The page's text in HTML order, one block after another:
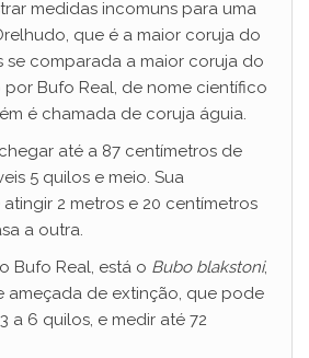
medidas incomuns para uma
que é a maior coruja do
se comparada a maior coruja do
Bufo Real, de nome científico
é chamada de coruja águia.
até a 87 centímetros de
5 quilos e meio. Sua
2 metros e 20 centímetros
a outra.
Bufo Real, está o Bubo blakstoni,
ameçada de extinção, que pode
a 6 quilos, e medir até 72